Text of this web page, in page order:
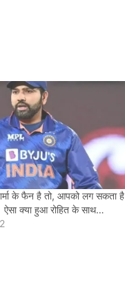
के फैन है तो, आपको लग सकता है
क्या हुआ रोहित के साथ…